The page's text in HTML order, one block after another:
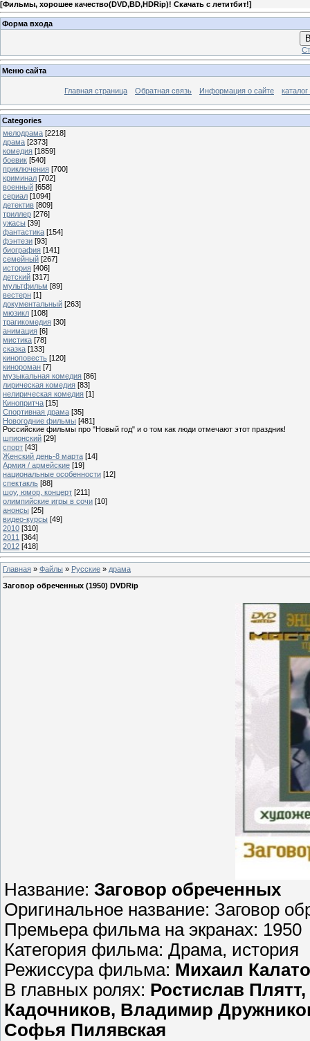
[Фильмы, хорошее качество(DVD,BD,HDRip)! Скачать с летитбит!]
Форма входа
Меню сайта
Главная страница Обратная связь Информация о сайте
Categories
мелодрама [2218]
драма [2373]
комедия [1859]
боевик [540]
приключения [700]
криминал [702]
военный [658]
сериал [1094]
детектив [809]
триллер [276]
ужасы [39]
фантастика [154]
фэнтези [93]
биография [141]
семейный [267]
история [406]
детский [317]
мультфильм [89]
вестерн [1]
документальный [263]
мюзикл [108]
трагикомедия [30]
анимация [6]
мистика [78]
сказка [133]
киноповесть [120]
кинороман [7]
музыкальная комедия [86]
лирическая комедия [83]
нелирическая комедия [1]
Кинопритча [15]
Спортивная драма [35]
Новогодние фильмы [481]
Российские фильмы про "Новый год" и о том как люди отмечают этот праздник!
шпионский [29]
спорт [43]
Женский день-8 марта [14]
Армия / армейские [19]
национальные особенности [12]
спектакль [88]
шоу, юмор, концерт [211]
олимпийские игры в сочи [10]
анонсы [25]
видео-курсы [49]
2010 [310]
2011 [364]
2012 [418]
Главная » Файлы » Русские » драма
Заговор обреченных (1950) DVDRip
Название: Заговор обреченных
Оригинальное название: Заговор
Премьера фильма на экранах: 1950
Категория фильма: Драма, история
Режиссура фильма: Михаил
В главных ролях: Ростислав
Кадочников, Владимир
Софья Пилявская